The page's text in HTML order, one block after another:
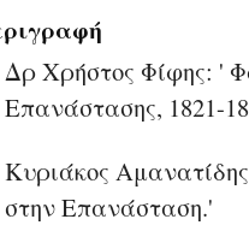
Δρ Χρήστος Φίφης: '
Επανάστασης, 1821-
Κυριάκος
στην Επανάσταση.'